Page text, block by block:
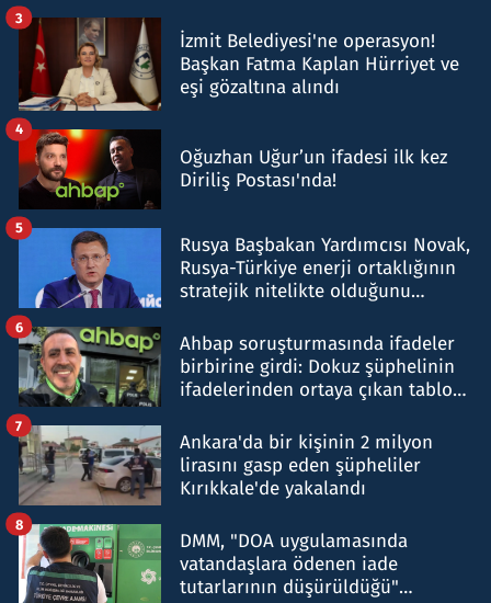
İzmit Belediyesi'ne operasyon!
Başkan Fatma Kaplan Hürriyet ve
eşi gözaltına alındı
3
Oğuzhan Uğur’un ifadesi ilk kez
Diriliş Postası'nda!
4
Rusya Başbakan Yardımcısı Novak,
Rusya-Türkiye enerji ortaklığının
stratejik nitelikte olduğunu
5
Ahbap soruşturmasında ifadeler
birbirine girdi: Dokuz şüphelinin
ifadelerinden ortaya çıkan tablo
6
Ankara'da bir kişinin 2 milyon
lirasını gasp eden şüpheliler
Kırıkkale'de yakalandı
7
DMM, "DOA uygulamasında
vatandaşlara ödenen iade
tutarlarının düşürüldüğü"
8